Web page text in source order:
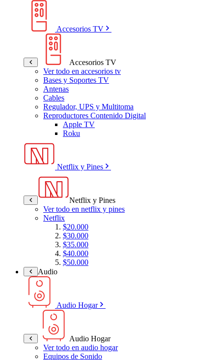
Accesorios TV
Accesorios TV
Ver todo en accesorios tv
Bases y Soportes TV
Antenas
Cables
Regulador, UPS y Multitoma
Reproductores Contenido Digital
Apple TV
Roku
Netflix y Pines
Netflix y Pines
Ver todo en netflix y pines
Netflix
$20.000
$30.000
$35.000
$40.000
$50.000
Audio
Audio Hogar
Audio Hogar
Ver todo en audio hogar
Equipos de Sonido